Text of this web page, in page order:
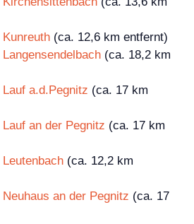
(ca. 12,6 km entfernt)
(ca. 18,2 km
a.d.Pegnitz (ca. 17 km
an der Pegnitz (ca. 17 km
(ca. 12,2 km
an der Pegnitz (ca. 17